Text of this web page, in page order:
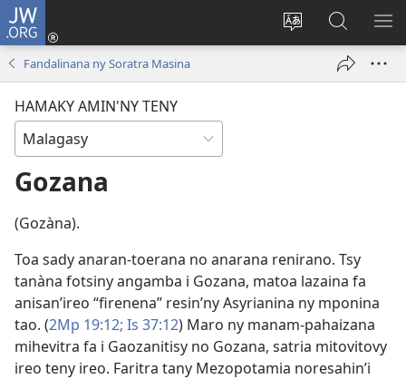
JW.ORG
Hiova
Hiditra
(manokatra
ato
Amin’ny
Fandalinana ny Soratra Masina
HAMAKY AMIN'NY TENY
Gozana
(Gozàna).
Toa sady anaran-toerana no anarana renirano. Tsy
tanàna fotsiny angamba i Gozana, matoa lazaina fa
anisan’ireo “firenena” resin’ny Asyrianina ny mponina
tao. (2Mp 19:12; Is 37:12) Maro ny manam-pahaizana
mihevitra fa i Gaozanitisy no Gozana, satria mitovitovy
ireo teny ireo. Faritra tany Mezopotamia noresahin’i